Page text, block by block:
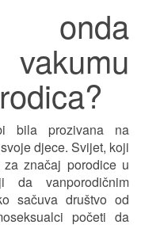
bila prozivana na
djece. Svijet, koji
značaj porodice u
da vanporodičnim
sačuva društvo od
početi da